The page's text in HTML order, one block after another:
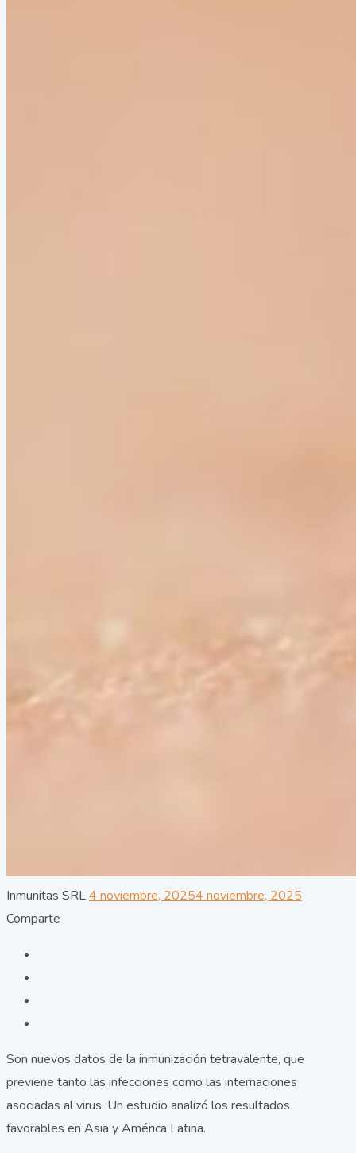
Author
Inmunitas SRLPosted
4 noviembre, 20254 noviembre, 2025
Comparte
Son nuevos datos de la inmunización tetravalente, que
previene tanto las infecciones como las internaciones
asociadas al virus. Un estudio analizó los resultados
favorables en Asia y América Latina.